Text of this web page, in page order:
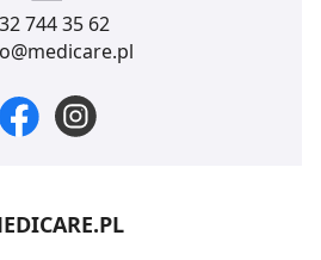
32 744 35 62